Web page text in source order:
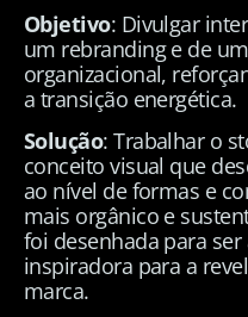
Objetivo: Divulgar
um rebranding e de
organizacional,
a transição energética.
Solução: Trabalhar o
conceito visual que
ao nível de formas e
mais orgânico e
foi desenhada para
inspiradora para a
marca.